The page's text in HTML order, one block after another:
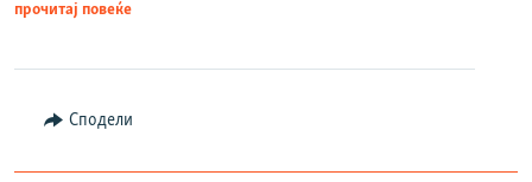
прочитај повеќе
Сподели